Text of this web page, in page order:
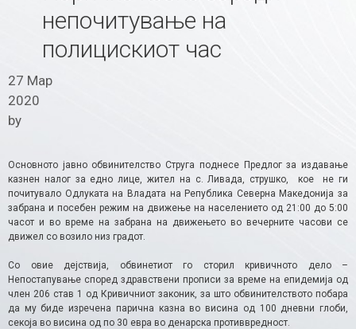
непочитување на
полицискиот час
27 Мар
2020
by
Основното јавно обвинителство Струга поднесе Предлог за издавање
казнен налог за едно лице, жител на с. Ливада, струшко, кое не ги
почитувало Одлуката на Владата на Република Северна Македонија за
забрана и посебен режим на движење на населението од 21:00 до 5:00
часот и во време на забрана на движењето во вечерните часови се
движел со возило низ градот.
Со овие дејствија, обвинетиот го сторил кривичното дело –
Непостапување според здравствени прописи за време на епидемија од
член 206 став 1 од Кривичниот законик, за што обвинителството побара
да му биде изречена парична казна во висина од 100 дневни глоби,
секоја во висина од по 30 евра во денарска противвредност.